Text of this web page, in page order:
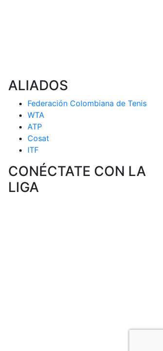
ALIADOS
Federación Colombiana de Tenis
WTA
ATP
Cosat
ITF
CONÉCTATE CON LA
LIGA